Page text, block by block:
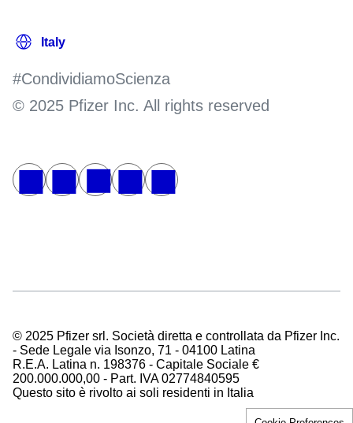
#CondividiamoScienza
© 2025 Pfizer Inc. All rights reserved
© 2025 Pfizer srl. Società diretta e controllata da Pfizer Inc.
- Sede Legale via Isonzo, 71 - 04100 Latina
R.E.A. Latina n. 198376 - Capitale Sociale €
200.000.000,00 - Part. IVA 02774840595
Questo sito è rivolto ai soli residenti in Italia